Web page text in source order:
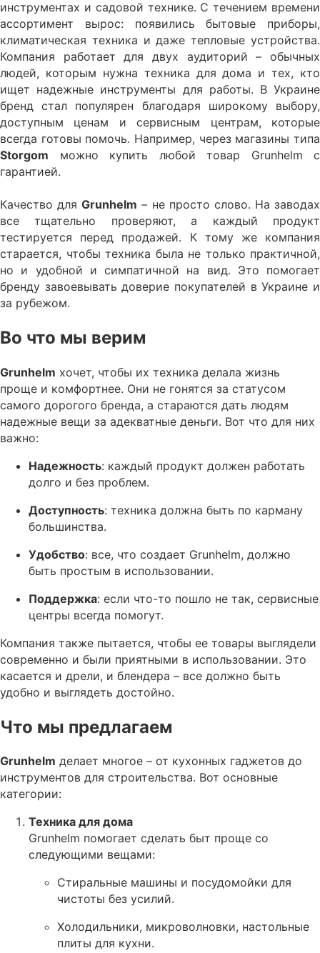
инструментах и садовой технике. С течением времени
ассортимент вырос: появились бытовые приборы,
климатическая техника и даже тепловые устройства.
Компания работает для двух аудиторий – обычных
людей, которым нужна техника для дома и тех, кто
ищет надежные инструменты для работы. В Украине
бренд стал популярен благодаря широкому выбору,
доступным ценам и сервисным центрам, которые
всегда готовы помочь. Например, через магазины типа
Storgom можно купить любой товар Grunhelm с
гарантией.
Качество дляGrunhelm – не просто слово. На заводах
все тщательно проверяют, а каждый продукт
тестируется перед продажей. К тому же компания
старается, чтобы техника была не только практичной,
но и удобной и симпатичной на вид. Это помогает
бренду завоевывать доверие покупателей в Украине и
за рубежом.
Во что мы верим
Grunhelm хочет, чтобы их техника делала жизнь
проще и комфортнее. Они не гонятся за статусом
самого дорогого бренда, а стараются дать людям
надежные вещи за адекватные деньги. Вот что для них
важно:
Надежность: каждый продукт должен работать
долго и без проблем.
Доступность: техника должна быть по карману
большинства.
Удобство: все, что создает Grunhelm, должно
быть простым в использовании.
Поддержка: если что-то пошло не так, сервисные
центры всегда помогут.
Компания также пытается, чтобы ее товары выглядели
современно и были приятными в использовании. Это
касается и дрели, и блендера – все должно быть
удобно и выглядеть достойно.
Что мы предлагаем
Grunhelm делает многое – от кухонных гаджетов до
инструментов для строительства. Вот основные
категории:
Техника для дома
Grunhelm помогает сделать быт проще со
следующими вещами:
Стиральные машины и посудомойки для
чистоты без усилий.
Холодильники, микроволновки, настольные
плиты для кухни.